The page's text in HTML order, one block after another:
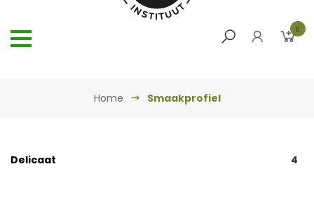
0
Home Smaakprofiel
Delicaat 4